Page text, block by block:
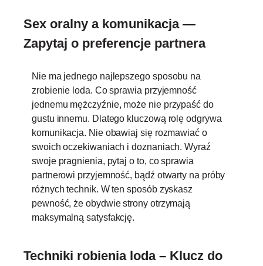
Sex oralny a komunikacja —
Zapytaj o preferencje partnera
Nie ma jednego najlepszego sposobu na
zrobienie loda. Co sprawia przyjemność
jednemu mężczyźnie, może nie przypaść do
gustu innemu. Dlatego kluczową rolę odgrywa
komunikacja. Nie obawiaj się rozmawiać o
swoich oczekiwaniach i doznaniach. Wyraź
swoje pragnienia, pytaj o to, co sprawia
partnerowi przyjemność, bądź otwarty na próby
różnych technik. W ten sposób zyskasz
pewność, że obydwie strony otrzymają
maksymalną satysfakcję.
Techniki robienia loda – Klucz do